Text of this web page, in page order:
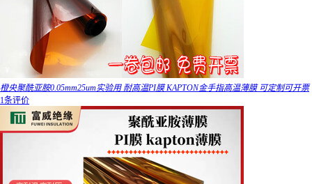
橙央聚酰亚胺0.05mm25um实验用 耐高温PI膜 KAPTON金手指高温薄膜 可定制可开票
1条评价